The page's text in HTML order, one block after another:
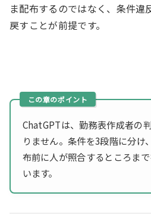
ま配布するのではなく、条件違
戻すことが前提です。
ChatGPTは、勤務表作成者の
りません。条件を3段階に分け
布前に人が照合するところま
います。